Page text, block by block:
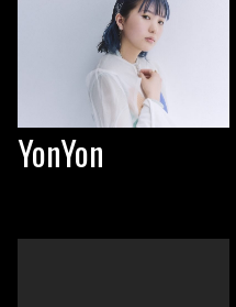
YonYon